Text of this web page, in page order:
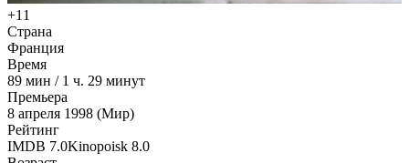
+11
Страна
Франция
Время
89 мин / 1 ч. 29 минут
Премьера
8 апреля 1998 (Мир)
Рейтинг
IMDB 7.0Kinopoisk 8.0